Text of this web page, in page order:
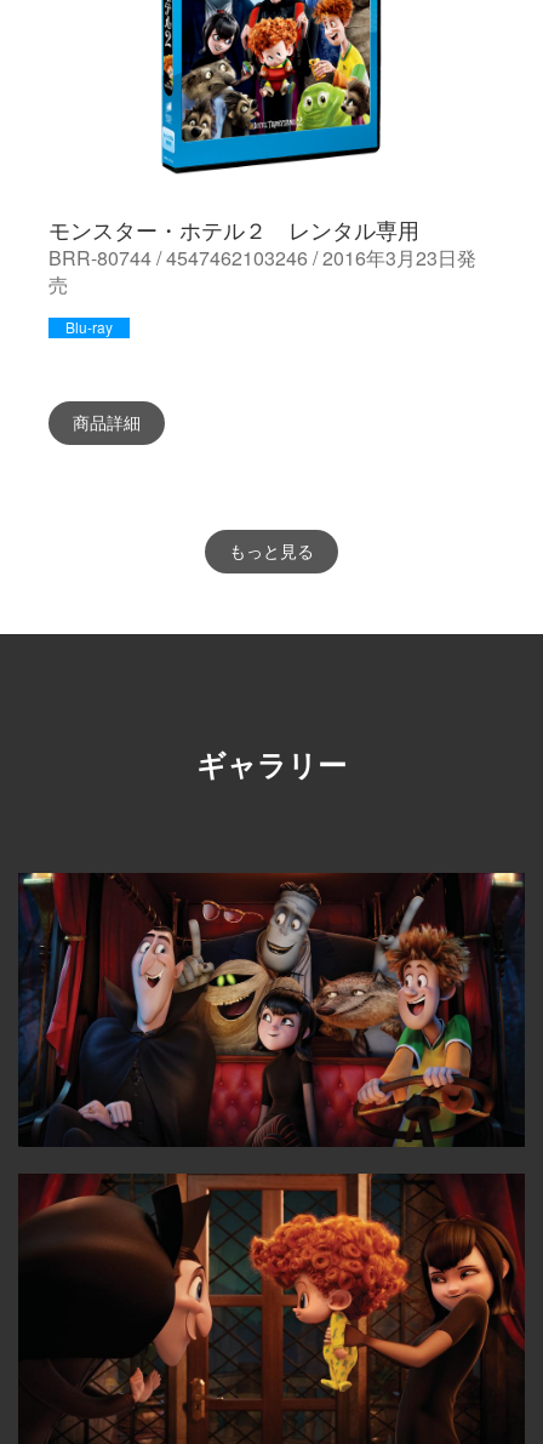
モンスター・ホテル２ レンタル専用
BRR-80744 / 4547462103246 / 2016年3月23日発
売
Blu-ray
商品詳細
もっと見る
ギャラリー